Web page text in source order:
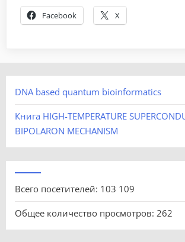
Facebook X
DNA based quantum bioinformatics
Книга HIGH-TEMPERATURE
BIPOLARON MECHANISM
Всего посетителей: 103 109
Общее количество просмотров: 262